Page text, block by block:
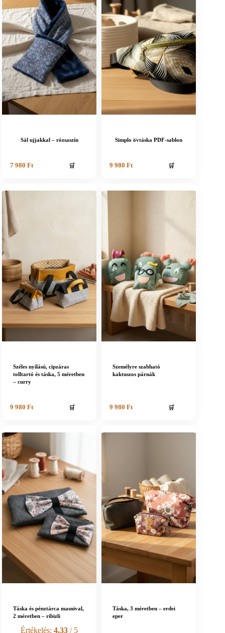
Sál ujjakkal – rózsaszín
7 980Ft 🛒
Simplo övtáska PDF-sablon
9 980Ft 🛒
Széles nyílású, cipzáras
tolltartó és táska, 5 méretben
– curry
9 980Ft 🛒
Személyre szabható
kaktuszos párnák
9 980Ft 🛒
Táska és pénztárca masnival,
2 méretben – ribizli
Értékelés:4.33 / 5
Táska, 3 méretben – erdei
eper